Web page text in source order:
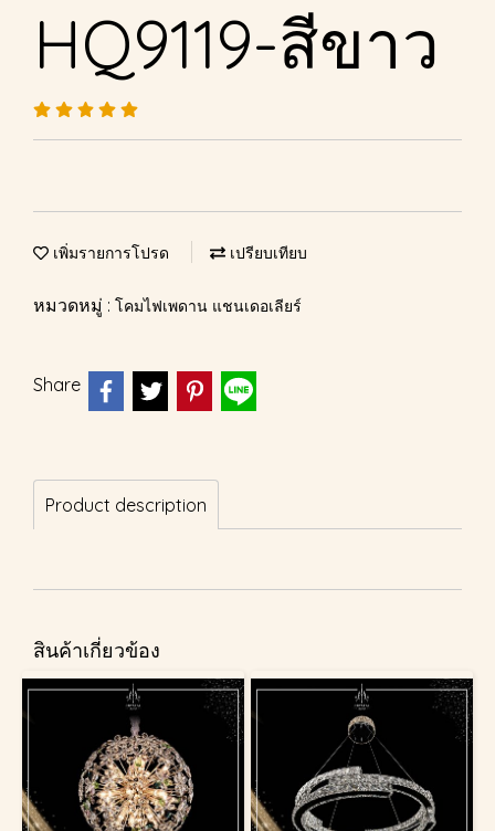
HQ9119-สีขาว
เพิ่มรายการโปรด เปรียบเทียบ
หมวดหมู่ : โคมไฟเพดาน แชนเดอเลียร์
Share
Product description
สินค้าเกี่ยวข้อง